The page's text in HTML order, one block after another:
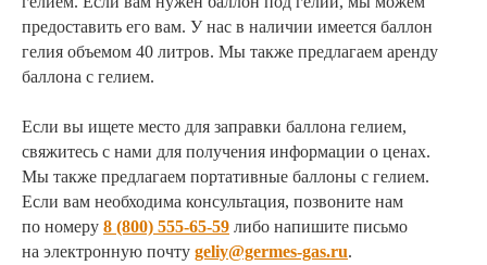
предоставить его вам. У нас в наличии имеется баллон
гелия объемом 40 литров. Мы также предлагаем аренду
баллона с гелием.
Если вы ищете место для заправки баллона гелием,
свяжитесь с нами для получения информации о ценах.
Мы также предлагаем портативные баллоны с гелием.
Если вам необходима консультация, позвоните нам
по номеру 8 (800) 555-65-59 либо напишите письмо
на электронную почту geliy@germes-gas.ru.